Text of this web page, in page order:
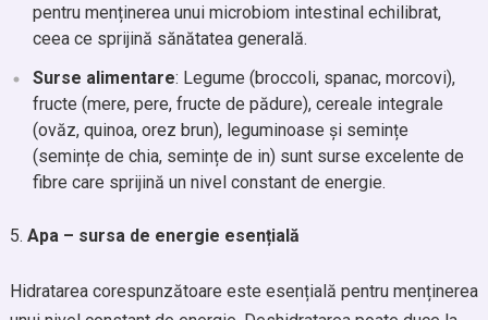
pentru menținerea unui microbiom intestinal echilibrat,
ceea ce sprijină sănătatea generală.
Surse alimentare: Legume (broccoli, spanac, morcovi),
fructe (mere, pere, fructe de pădure), cereale integrale
(ovăz, quinoa, orez brun), leguminoase și semințe
(semințe de chia, semințe de in) sunt surse excelente de
fibre care sprijină un nivel constant de energie.
Apa – sursa de energie esențială
Hidratarea corespunzătoare este esențială pentru menținerea